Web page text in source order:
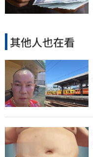
其他人也在看